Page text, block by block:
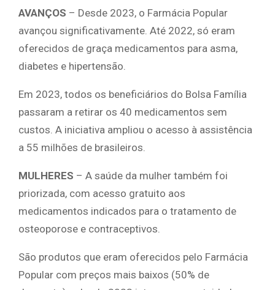
AVANÇOS – Desde 2023, o Farmácia Popular
avançou significativamente. Até 2022, só eram
oferecidos de graça medicamentos para asma,
diabetes e hipertensão.
Em 2023, todos os beneficiários do Bolsa Família
passaram a retirar os 40 medicamentos sem
custos. A iniciativa ampliou o acesso à assistência
a 55 milhões de brasileiros.
MULHERES – A saúde da mulher também foi
priorizada, com acesso gratuito aos
medicamentos indicados para o tratamento de
osteoporose e contraceptivos.
São produtos que eram oferecidos pelo Farmácia
Popular com preços mais baixos (50% de